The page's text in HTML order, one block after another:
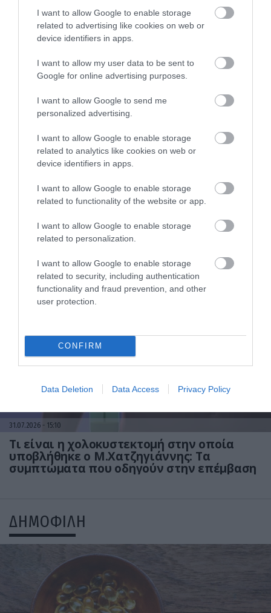
I want to allow Google to enable storage
related to advertising like cookies on web or
device identifiers in apps.
I want to allow my user data to be sent to
Google for online advertising purposes.
I want to allow Google to send me
personalized advertising.
I want to allow Google to enable storage
related to analytics like cookies on web or
device identifiers in apps.
I want to allow Google to enable storage
related to functionality of the website or app.
I want to allow Google to enable storage
related to personalization.
I want to allow Google to enable storage
related to security, including authentication
functionality and fraud prevention, and other
user protection.
CONFIRM
Data Deletion Data Access Privacy Policy
01.08.2026 12:11
Ξυπνάτε και σέρνεστε από την κούραση;
8+1 απλές κινήσεις για περισσότερη
ενέργεια από το πρωί
Το σημάδι στο πόδι που μπορεί να κρύβει
θρόμβωση
31.07.2026 15:10
Τι είναι η χολοκυστεκτομή στην οποία
υποβλήθηκε ο Μ.Χατζηγιάννης: Tα
συμπτώματα που οδηγούν στην επέμβαση
ΔΗΜΟΦΙΛΗ